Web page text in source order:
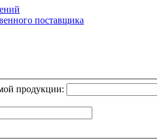
поставщика
продукции: